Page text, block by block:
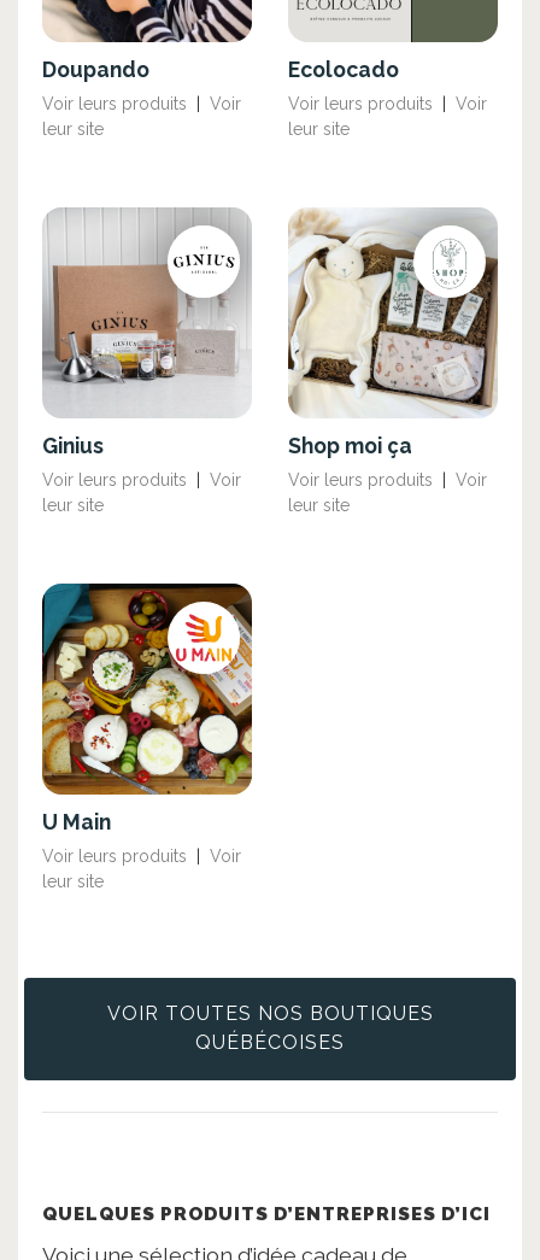
Doupando
Voir leurs produits | Voir
leur site
Ecolocado
Voir leurs produits | Voir
leur site
Ginius
Voir leurs produits | Voir
leur site
Shop moi ça
Voir leurs produits | Voir
leur site
U Main
Voir leurs produits | Voir
leur site
VOIR TOUTES NOS BOUTIQUES
QUÉBÉCOISES
QUELQUES PRODUITS D’ENTREPRISES D’ICI
Voici une sélection d’idée cadeau de